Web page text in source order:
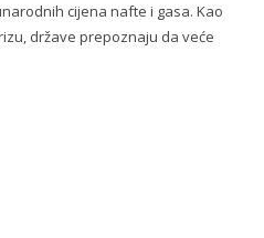
cijena nafte i gasa. Kao
države prepoznaju da veće